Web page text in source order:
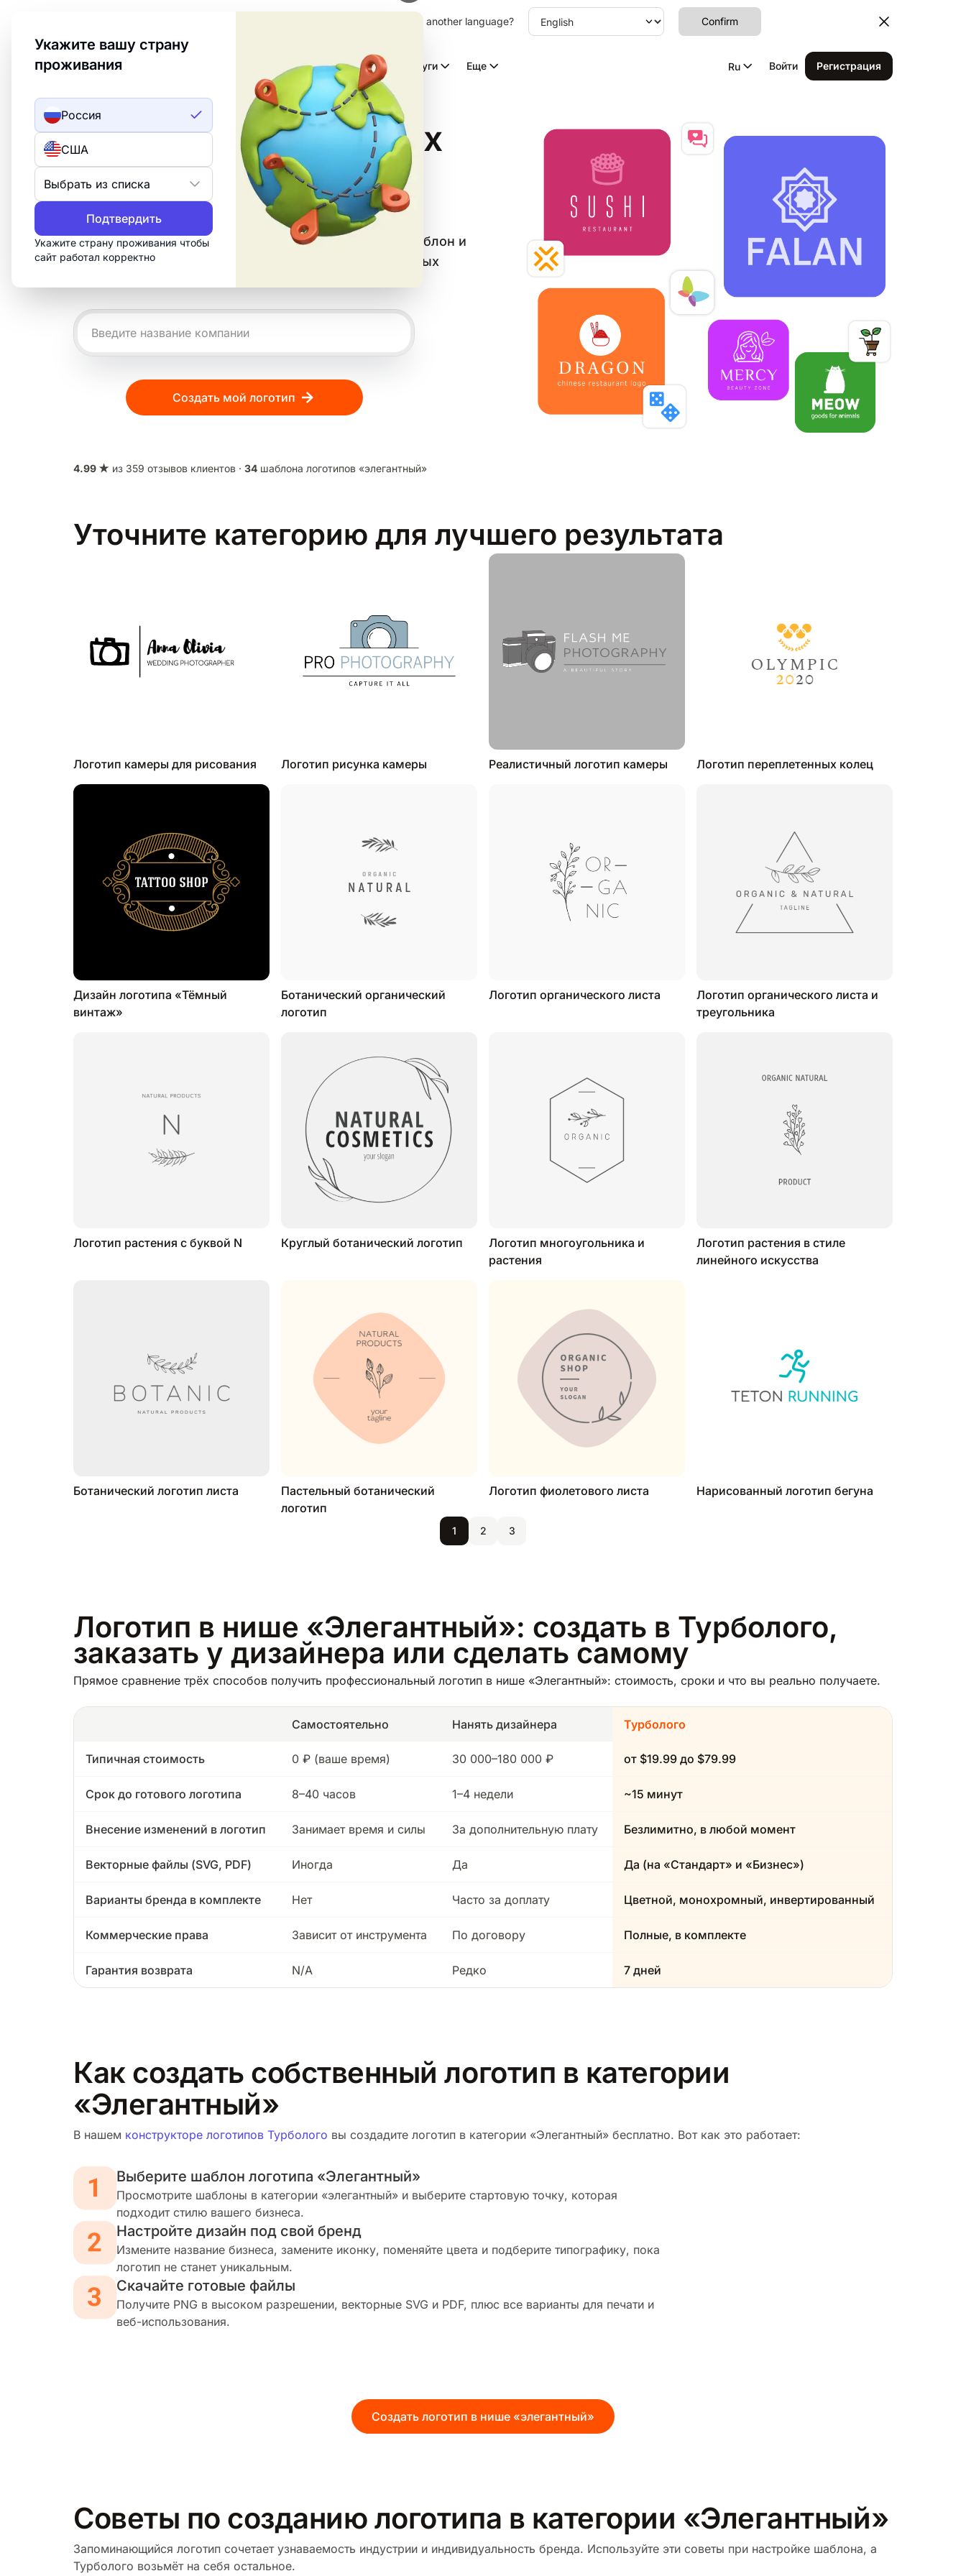
Укажите вашу страну
проживания
Россия
США
Выбрать из списка
Подтвердить
Укажите страну проживания чтобы
сайт работал корректно
Welcome to Turbologo! This page is available in another language. Choose another language? Confirm
ИИ лого Видео с ИИ Услуги Еще Ru Войти Регистрация
Примеры элегантных
логотипов
Создайте профессиональный логотип в категории
«Элегантный» за 15 минут. Настройте бесплатный шаблон и
скачайте всё, что нужно для печати, веба и социальных
Создать мой логотип
4.99 ★ из 359 отзывов клиентов · 34 шаблона логотипов «элегантный»
Уточните категорию для лучшего результата
Логотип камеры для рисования Логотип рисунка камеры Реалистичный логотип камеры Логотип переплетенных колец
Дизайн логотипа «Тёмный
винтаж»
Ботанический органический
логотип
Логотип органического листа
Логотип органического листа и
треугольника
Логотип растения с буквой N Круглый ботанический логотип
Логотип многоугольника и
растения
Логотип растения в стиле
линейного искусства
Ботанический логотип листа
Пастельный ботанический
логотип
Логотип фиолетового листа Нарисованный логотип бегуна
1 2 3
Логотип в нише «Элегантный»: создать в Турболого,
заказать у дизайнера или сделать самому
Прямое сравнение трёх способов получить профессиональный логотип в нише «Элегантный»: стоимость, сроки и что вы реально получаете.
Самостоятельно Нанять дизайнера Турболого
Типичная стоимость 0 ₽ (ваше время) 30 000–180 000 ₽ от $19.99 до $79.99
Срок до готового логотипа 8–40 часов 1–4 недели ~15 минут
Внесение изменений в логотип Занимает время и силы За дополнительную плату Безлимитно, в любой момент
Векторные файлы (SVG, PDF) Иногда Да Да (на «Стандарт» и «Бизнес»)
Варианты бренда в комплекте Нет Часто за доплату Цветной, монохромный, инвертированный
Коммерческие права Зависит от инструмента По договору Полные, в комплекте
Гарантия возврата N/A Редко 7 дней
Как создать собственный логотип в категории
«Элегантный»
В нашем конструкторе логотипов Турболого вы создадите логотип в категории «Элегантный» бесплатно. Вот как это работает:
Выберите шаблон логотипа «Элегантный»
Просмотрите шаблоны в категории «элегантный» и выберите стартовую точку, которая
подходит стилю вашего бизнеса.
Настройте дизайн под свой бренд
Измените название бизнеса, замените иконку, поменяйте цвета и подберите типографику, пока
логотип не станет уникальным.
Скачайте готовые файлы
Получите PNG в высоком разрешении, векторные SVG и PDF, плюс все варианты для печати и
веб-использования.
Создать логотип в нише «элегантный»
Советы по созданию логотипа в категории «Элегантный»
Запоминающийся логотип сочетает узнаваемость индустрии и индивидуальность бренда. Используйте эти советы при настройке шаблона, а
Турболого возьмёт на себя остальное.